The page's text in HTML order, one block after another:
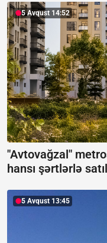
5 Avqust 14:52
"Avtovağzal"
hansı şərtlərlə
5 Avqust 13:45